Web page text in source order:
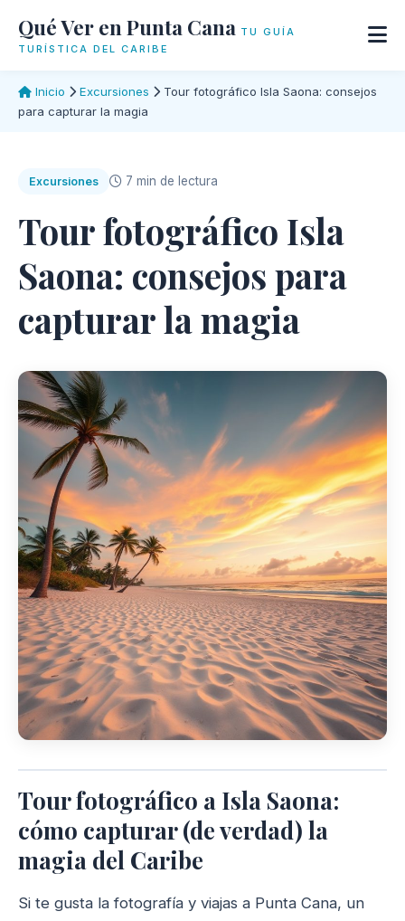
Qué Ver en Punta Cana TU GUÍA
TURÍSTICA DEL CARIBE
Inicio Excursiones
Tour fotográfico Isla Saona: consejos
para capturar la magia
Excursiones 7 min de lectura
Tour fotográfico Isla
Saona: consejos para
capturar la magia
Tour fotográfico a Isla Saona:
cómo capturar (de verdad) la
magia del Caribe
Si te gusta la fotografía y viajas a Punta Cana, un